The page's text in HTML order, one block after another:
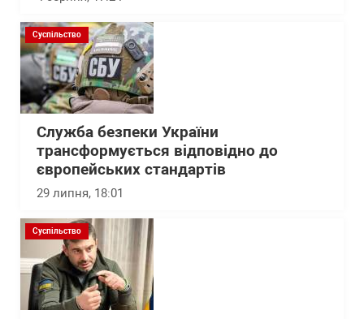
Суспільство
Служба безпеки України
трансформується відповідно до
європейських стандартів
29 липня, 18:01
Суспільство